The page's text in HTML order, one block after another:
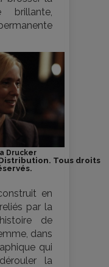
brillante,
Drucker
Tous droits
en
par la
de
dans
qui
la